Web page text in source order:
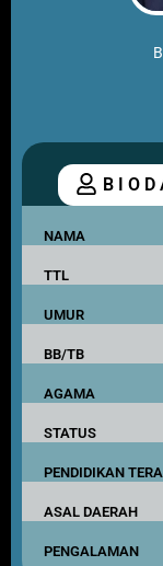
B I O D
NAMA
TTL
UMUR
BB/TB
AGAMA
STATUS
PENDIDIKAN
ASAL DAERAH
PENGALAMAN